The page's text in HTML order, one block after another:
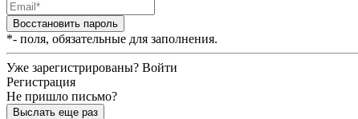
Восстановить пароль
*- поля, обязательные для заполнения.
Уже зарегистрированы? Войти
Регистрация
Не пришло письмо?
Выслать еще раз